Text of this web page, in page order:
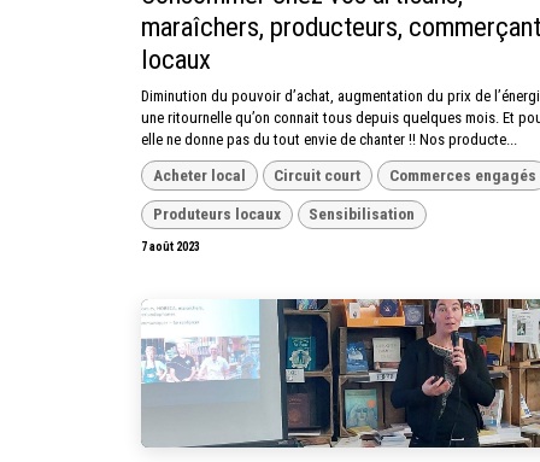
maraîchers, producteurs,
locaux
Diminution du pouvoir d’achat, augmentation du prix de
une ritournelle qu’on connait tous depuis quelques mois. Et
elle ne donne pas du tout envie de chanter !! Nos producte...
Acheter local Circuit court Commerces engagés
Produteurs locaux Sensibilisation
7 août 2023